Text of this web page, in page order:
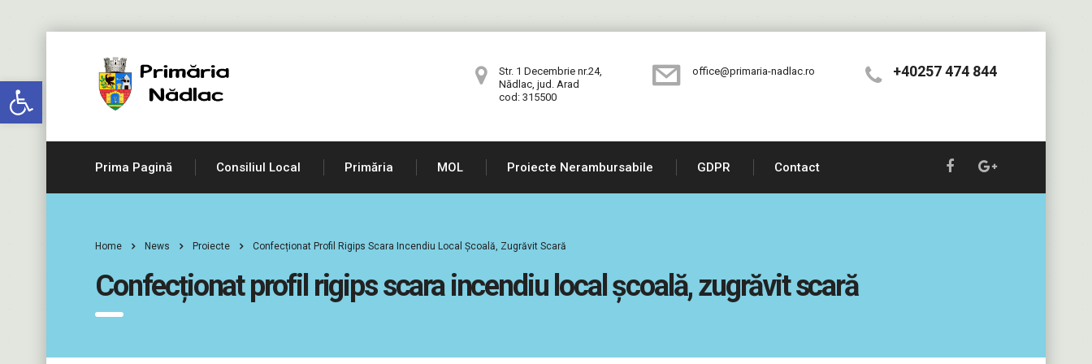
Deschide bara de unelte
+40257 474 844
office@primaria-nadlac.ro
Str. 1 Decembrie nr.24,
Nădlac, jud. Arad
cod: 315500
Prima Pagină Consiliul Local Primăria MOL Proiecte Nerambursabile GDPR Contact
Home News Proiecte Confecționat Profil Rigips Scara Incendiu Local Școală, Zugrăvit Scară
Confecționat profil rigips scara incendiu local școală, zugrăvit scară